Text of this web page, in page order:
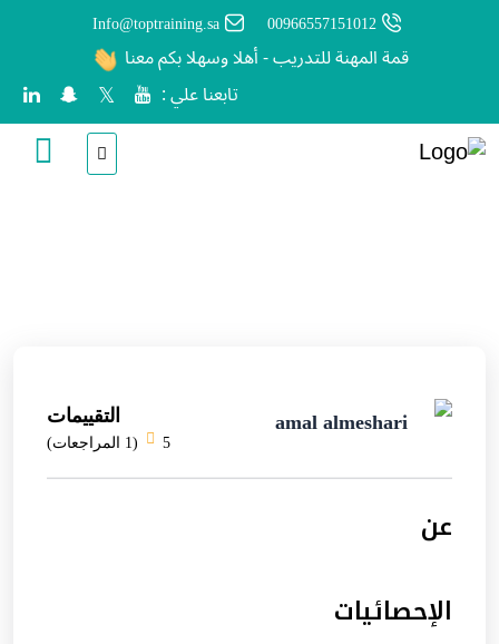
00966557151012
Info@toptraining.sa
قمة المهنة للتدريب - أهلا وسهلا بكم معنا
تابعنا علي :
amal almeshari التقييمات
5 (1 المراجعات)
عن
الإحصائيات